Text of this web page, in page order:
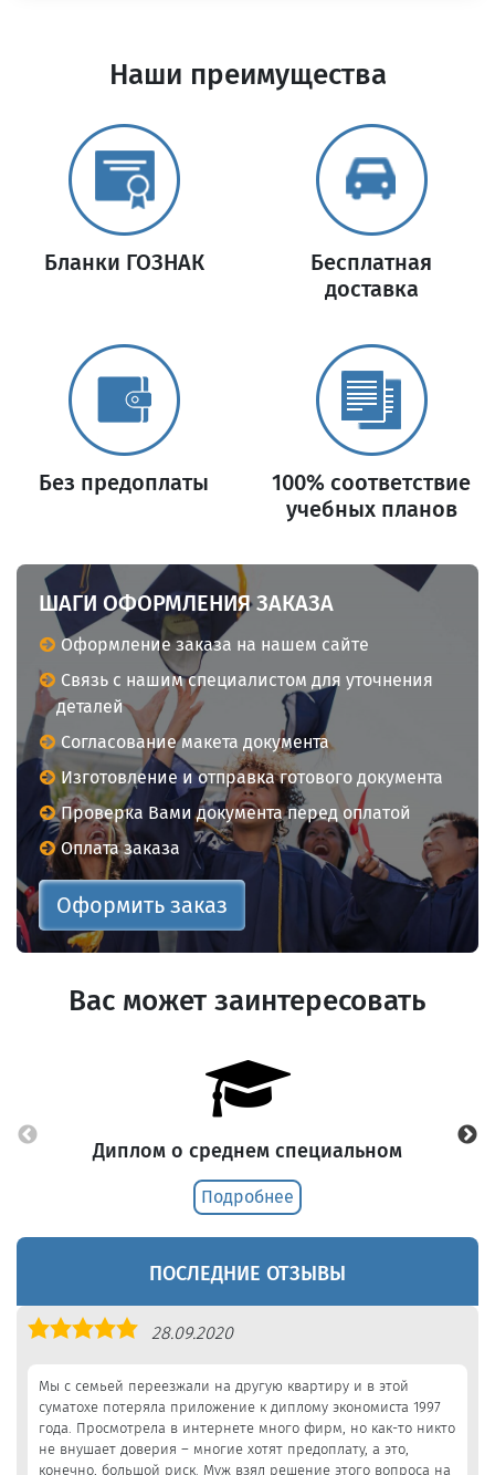
Наши преимущества
Бланки ГОЗНАК
Бесплатная
доставка
Без предоплаты
100% соответствие
учебных планов
ШАГИ ОФОРМЛЕНИЯ ЗАКАЗА
Оформление заказа на нашем сайте
Связь с нашим специалистом для уточнения
деталей
Согласование макета документа
Изготовление и отправка готового документа
Проверка Вами документа перед оплатой
Оплата заказа
Оформить заказ
Вас может заинтересовать
Диплом о среднем специальном
Подробнее
ПОСЛЕДНИЕ ОТЗЫВЫ
Оценка
28.09.2020
Мы с семьей переезжали на другую квартиру и в этой
суматохе потеряла приложение к диплому экономиста 1997
года. Просмотрела в интернете много фирм, но как-то никто
не внушает доверия – многие хотят предоплату, а это,
конечно, большой риск. Муж взял решение этого вопроса на